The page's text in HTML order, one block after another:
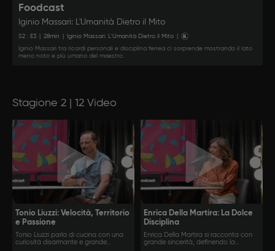
Foodcast
Iginio Massari: L'Umanità Dietro il Mito
S2 : E3 28min Iginio Massari: L'Umanità Dietro il Mito
Iginio Massari tra ricordi personali e disciplina ferrea ci sorprende mostrando il lato
meno noto e più umano del maestro.
Stagione 2 | 12 Video
Tonio Liuzzi: Velocità, Territorio
e Passione
Tonio Liuzzi parla di cucina con una
curiosità disarmante e grande
Enrica Della Martira: La Dolce
Disciplina
Enrica Della Martira si racconta con
grande sincerità, definendo la